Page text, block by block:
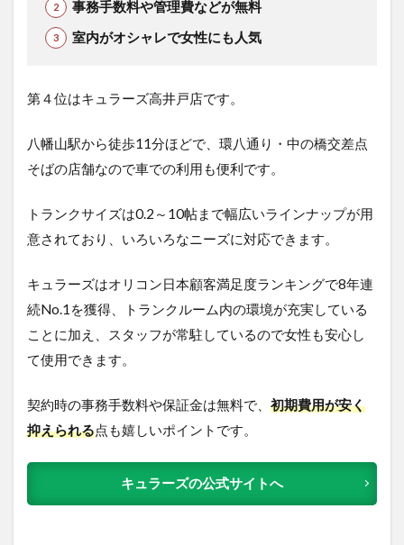
事務手数料や管理費などが無料
室内がオシャレで女性にも人気
第４位はキュラーズ高井戸店です。
八幡山駅から徒歩11分ほどで、環八通り・中の橋交差点
そばの店舗なので車での利用も便利です。
トランクサイズは0.2～10帖まで幅広いラインナップが用
意されており、いろいろなニーズに対応できます。
キュラーズはオリコン日本顧客満足度ランキングで8年連
続No.1を獲得、トランクルーム内の環境が充実している
ことに加え、スタッフが常駐しているので女性も安心し
て使用できます。
契約時の事務手数料や保証金は無料で、 初期費用が安く
抑えられる点も嬉しいポイントです。
キュラーズの公式サイトへ